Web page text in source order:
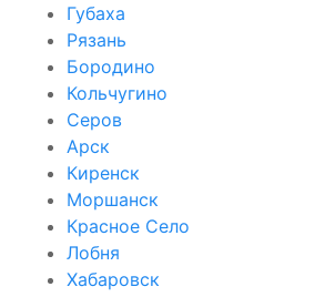
Губаха
Рязань
Бородино
Кольчугино
Серов
Арск
Киренск
Моршанск
Красное Село
Лобня
Хабаровск